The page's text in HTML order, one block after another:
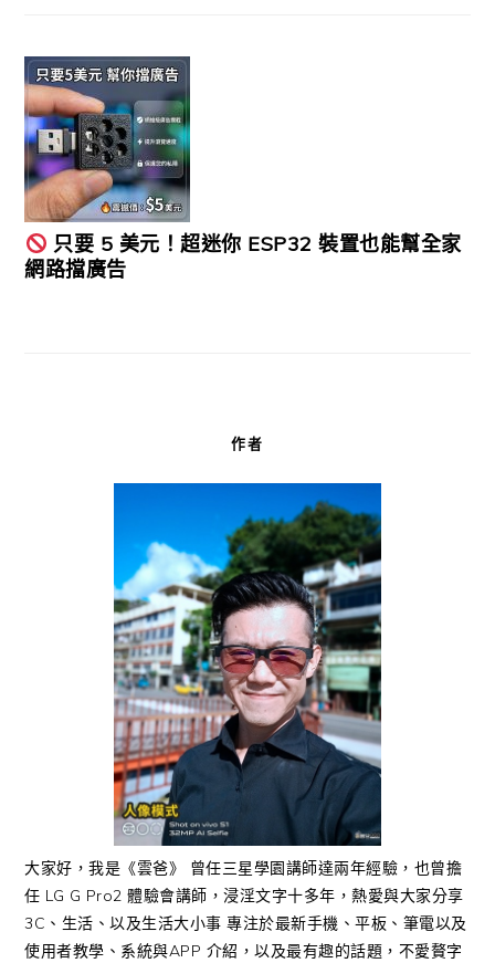
只要 5 美元！超迷你 ESP32 裝置也能幫全家
網路擋廣告
作者
大家好，我是《雲爸》 曾任三星學園講師達兩年經驗，也曾擔
任 LG G Pro2 體驗會講師，浸淫文字十多年，熱愛與大家分享
3C、生活、以及生活大小事 專注於最新手機、平板、筆電以及
使用者教學、系統與APP 介紹，以及最有趣的話題，不愛贅字